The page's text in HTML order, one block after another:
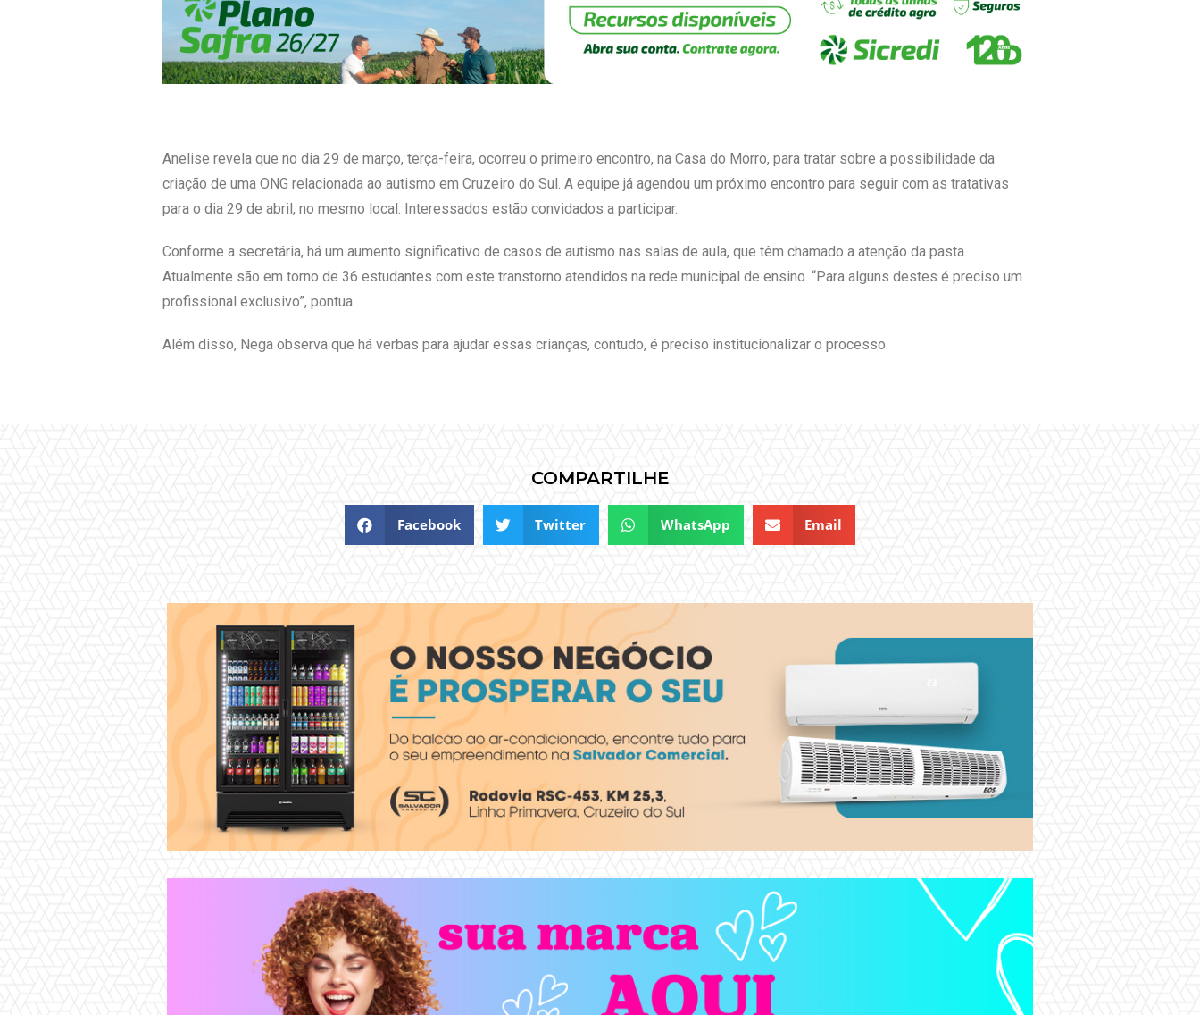
Anelise revela que no dia 29 de março, terça-feira, ocorreu o primeiro encontro, na Casa do Morro, para tratar sobre a possibilidade da
criação de uma ONG relacionada ao autismo em Cruzeiro do Sul. A equipe já agendou um próximo encontro para seguir com as tratativas
para o dia 29 de abril, no mesmo local. Interessados estão convidados a participar.
Conforme a secretária, há um aumento significativo de casos de autismo nas salas de aula, que têm chamado a atenção da pasta.
Atualmente são em torno de 36 estudantes com este transtorno atendidos na rede municipal de ensino. “Para alguns destes é preciso um
profissional exclusivo”, pontua.
Além disso, Nega observa que há verbas para ajudar essas crianças, contudo, é preciso institucionalizar o processo.
COMPARTILHE
Facebook Twitter WhatsApp Email